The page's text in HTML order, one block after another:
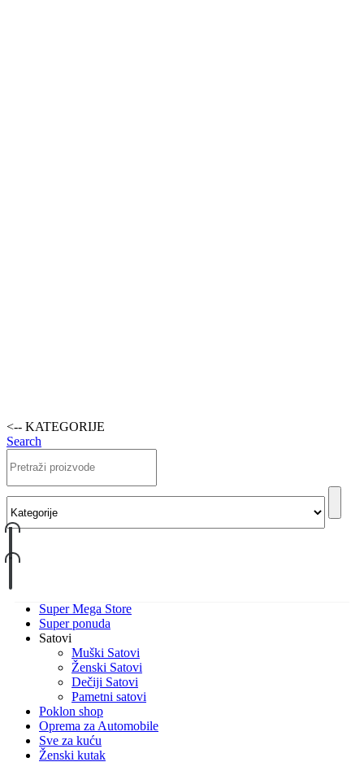
<-- KATEGORIJE
Search
Super Mega Store
Super ponuda
Satovi
Muški Satovi
Ženski Satovi
Dečiji Satovi
Pametni satovi
Poklon shop
Oprema za Automobile
Sve za kuću
Ženski kutak